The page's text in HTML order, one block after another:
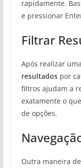
rapidamente.
e pressionar
Filtrar
Após realizar
resultadospor
filtros ajudam a
exatamente o
de opções.
Outra maneira